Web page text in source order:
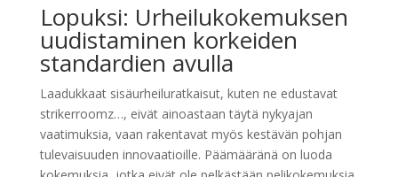
Lopuksi: Urheilukokemuksen
uudistaminen korkeiden
standardien avulla
Laadukkaat sisäurheiluratkaisut, kuten ne edustavat
strikerroomz…, eivät ainoastaan täytä nykyajan
vaatimuksia, vaan rakentavat myös kestävän pohjan
tulevaisuuden innovaatioille. Päämääränä on luoda